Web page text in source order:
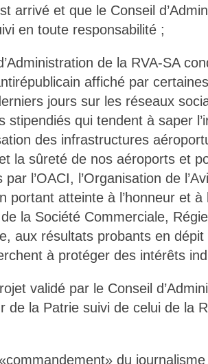
arrivé et que le Conseil
en toute responsabilité ;
de la RVA-SA
affiché par
jours sur les réseaux
stipendiés qui tendent à saper
des infrastructures
la sûreté de nos aéroports et
l’OACI, l’Organisation de
portant atteinte à l’honneur et à
la Société Commerciale,
aux résultats probants en dépit
à protéger des intérêts
validé par le Conseil
de la Patrie suivi de celui de la
du